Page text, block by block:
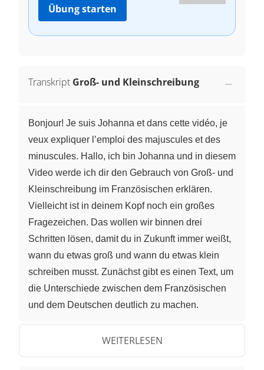
Übung starten
Transkript Groß- und Kleinschreibung
Bonjour! Je suis Johanna et dans cette vidéo, je
veux expliquer l’emploi des majuscules et des
minuscules. Hallo, ich bin Johanna und in diesem
Video werde ich dir den Gebrauch von Groß- und
Kleinschreibung im Französischen erklären.
Vielleicht ist in deinem Kopf noch ein großes
Fragezeichen. Das wollen wir binnen drei
Schritten lösen, damit du in Zukunft immer weißt,
wann du etwas groß und wann du etwas klein
schreiben musst. Zunächst gibt es einen Text, um
die Unterschiede zwischen dem Französischen
und dem Deutschen deutlich zu machen.
einzeln auf Groß- und Kleinschreibung eingehen
und dann wird dein Fragezeichen hoffentlich ein
WEITERLESEN